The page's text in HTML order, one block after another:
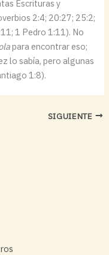
Escrituras y
2:4; 20:27; 25:2;
1 Pedro 1:11). No
para encontrar eso;
lo sabía, pero algunas
1:8).
SIGUIENTE